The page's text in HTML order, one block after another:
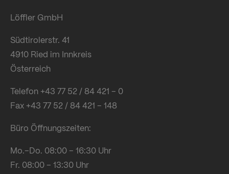
Löffler GmbH
Südtirolerstr. 41
4910 Ried im Innkreis
Österreich
Telefon +43 77 52 / 84 421 – 0
Fax +43 77 52 / 84 421 – 148
Büro Öffnungszeiten:
Mo.–Do. 08:00 – 16:30 Uhr
Fr. 08:00 – 13:30 Uhr